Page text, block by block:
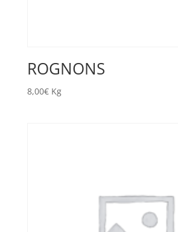
ROGNONS
8,00€ Kg